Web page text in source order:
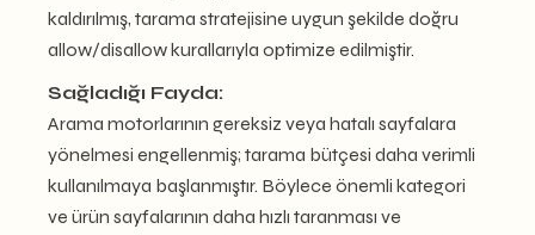
kaldırılmış, tarama stratejisine uygun şekilde doğru
allow/disallow kurallarıyla optimize edilmiştir.
Sağladığı Fayda:
Arama motorlarının gereksiz veya hatalı sayfalara
yönelmesi engellenmiş; tarama bütçesi daha verimli
kullanılmaya başlanmıştır. Böylece önemli kategori
ve ürün sayfalarının daha hızlı taranması ve